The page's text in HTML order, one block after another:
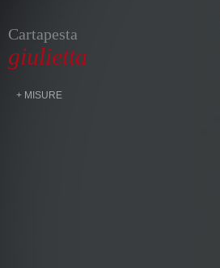
Cartapesta
giulietta
+ MISURE